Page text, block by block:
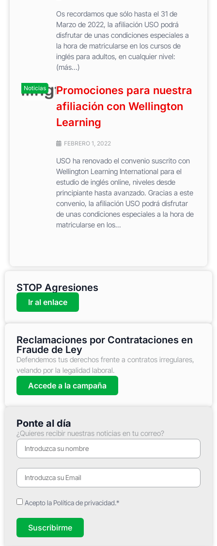
Os recordamos que sólo hasta el 31 de
Marzo de 2022, la afiliación USO podrá
disfrutar de unas condiciones especiales a
la hora de matricularse en los cursos de
inglés para adultos, en cualquier nivel:
(más…)
Noticias
Promociones para nuestra
afiliación con Wellington
Learning
FEBRERO 1, 2022
USO ha renovado el convenio suscrito con
Wellington Learning International para el
estudio de inglés online, niveles desde
principiante hasta avanzado. Gracias a este
convenio, la afiliación USO podrá disfrutar
de unas condiciones especiales a la hora de
matricularse en los...
STOP Agresiones
Ir al enlace
Reclamaciones por Contrataciones en
Fraude de Ley
Defendemos tus derechos frente a contratos irregulares,
velando por la legalidad laboral.
Accede a la campaña
Ponte al día
¿Quieres recibir nuestras noticias en tu correo?
Acepto la Política de privacidad.*
Suscribirme